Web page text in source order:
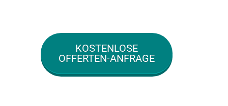
KOSTENLOSE
OFFERTEN-ANFRAGE